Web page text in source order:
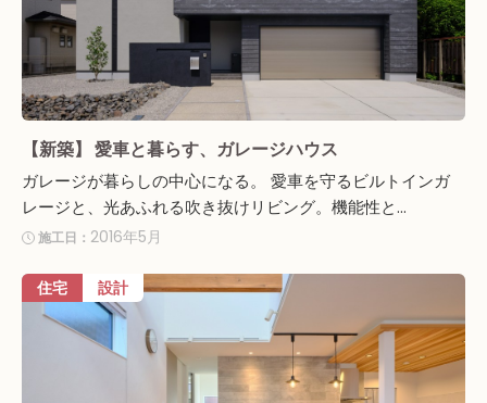
【新築】 愛車と暮らす、ガレージハウス
ガレージが暮らしの中心になる。 愛車を守るビルトインガ
レージと、光あふれる吹き抜けリビング。機能性と...
施工日： 2016年5月
住宅 設計